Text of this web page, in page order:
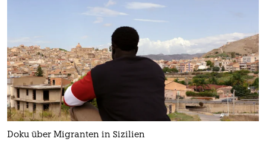
Doku über Migranten in Sizilien